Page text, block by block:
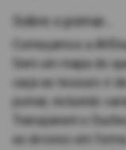
Sobre o pomar...
Começamos a
Sem um mapa do
caça ao tesouro ir
pomar, incluindo
Transparent e
as árvores em